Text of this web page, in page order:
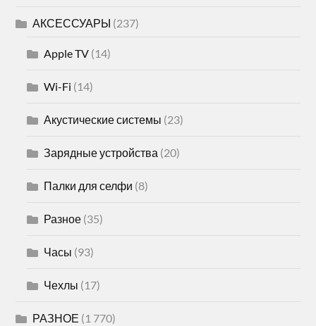
АКСЕССУАРЫ (237)
Apple TV (14)
Wi-Fi (14)
Акустические системы (23)
Зарядные устройства (20)
Палки для селфи (8)
Разное (35)
Часы (93)
Чехлы (17)
РАЗНОЕ (1 770)